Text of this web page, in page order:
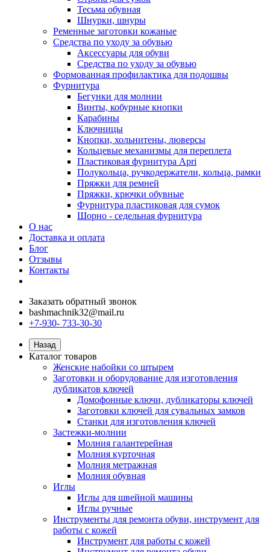
Тесьма обувная
Шнурки, шнуры
Ременные заготовки кожаные
Средства по уходу за обувью
Аксессуары для обуви
Средства по уходу за обувью
Формованная профилактика для подошвы
Фурнитура
Бегунки для молнии
Винты, кобурные кнопки
Карабины
Ключницы
Кнопки, хольнитены, люверсы
Кольцевые механизмы для переплета
Пластиковая фурнитура Apri
Полукольца, ручкодержатели, кольца, рамки
Пряжки для ремней
Пряжки, крючки обувные
Фурнитура пластиковая для сумок
Шорно - седельная фурнитура
О нас
Доставка и оплата
Блог
Отзывы
Контакты
Заказать обратный звонок
bashmachnik32@mail.ru
+7-930- 733-30-30
Назад
Каталог товаров
Женские набойки со штырем
Заготовки и оборудование для изготовления
дубликатов ключей
Домофонные ключи, дубликаторы ключей
Заготовки ключей для сувальных замков
Станки для изготовления ключей
Застежки-молнии
Молния галантерейная
Молния курточная
Молния метражная
Молния обувная
Иглы
Иглы для швейной машины
Иглы ручные
Инструменты для ремонта обуви, инструмент для
работы с кожей
Инструмент для работы с кожей